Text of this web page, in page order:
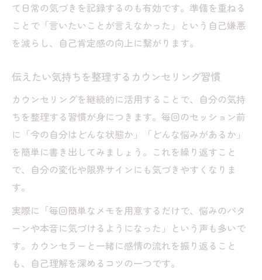
て日常の気づきを記録するのも有効です。準備を重ねる
ことで「言いたいことが言えなかった」という自己嫌悪
を減らし、自己肯定感の向上に繋がります。
伝えたい気持ちを整理するカウンセリング習慣
カウンセリングを継続的に活用することで、自分の気持
ちを整理する習慣が身につきます。毎回のセッション前
に「今の自分はどんな状態か」「どんな悩みがあるか」
を簡単に書き出してみましょう。これを繰り返すこと
で、自分の変化や限界サインにも気づきやすくなりま
す。
実際に「毎回簡単なメモを用意するだけで、悩みのパタ
ーンや本音に気づけるようになった」という声も多いで
す。カウンセラーと一緒に感情の流れを振り返ること
も、自己理解を深めるコツの一つです。